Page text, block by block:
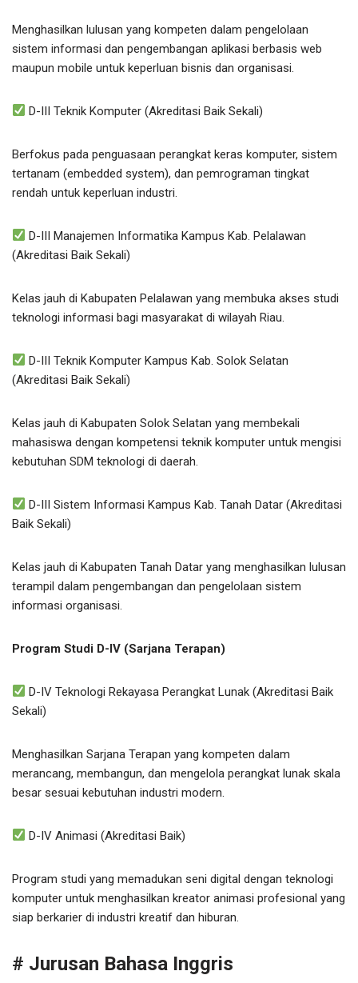
Menghasilkan lulusan yang kompeten dalam pengelolaan
sistem informasi dan pengembangan aplikasi berbasis web
maupun mobile untuk keperluan bisnis dan organisasi.
D-III Teknik Komputer (Akreditasi Baik Sekali)
Berfokus pada penguasaan perangkat keras komputer, sistem
tertanam (embedded system), dan pemrograman tingkat
rendah untuk keperluan industri.
D-III Manajemen Informatika Kampus Kab. Pelalawan
(Akreditasi Baik Sekali)
Kelas jauh di Kabupaten Pelalawan yang membuka akses studi
teknologi informasi bagi masyarakat di wilayah Riau.
D-III Teknik Komputer Kampus Kab. Solok Selatan
(Akreditasi Baik Sekali)
Kelas jauh di Kabupaten Solok Selatan yang membekali
mahasiswa dengan kompetensi teknik komputer untuk mengisi
kebutuhan SDM teknologi di daerah.
D-III Sistem Informasi Kampus Kab. Tanah Datar (Akreditasi
Baik Sekali)
Kelas jauh di Kabupaten Tanah Datar yang menghasilkan lulusan
terampil dalam pengembangan dan pengelolaan sistem
informasi organisasi.
Program Studi D-IV (Sarjana Terapan)
D-IV Teknologi Rekayasa Perangkat Lunak (Akreditasi Baik
Sekali)
Menghasilkan Sarjana Terapan yang kompeten dalam
merancang, membangun, dan mengelola perangkat lunak skala
besar sesuai kebutuhan industri modern.
D-IV Animasi (Akreditasi Baik)
Program studi yang memadukan seni digital dengan teknologi
komputer untuk menghasilkan kreator animasi profesional yang
siap berkarier di industri kreatif dan hiburan.
# Jurusan Bahasa Inggris